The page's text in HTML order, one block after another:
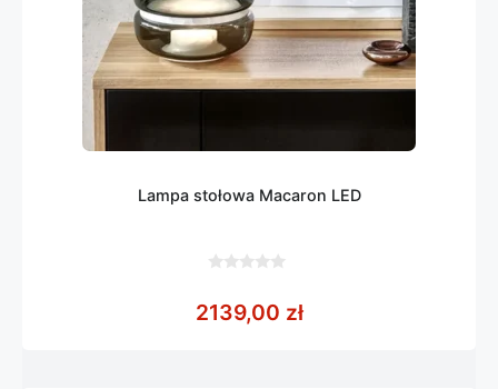
Lampa stołowa Macaron LED
5
2139,00 zł